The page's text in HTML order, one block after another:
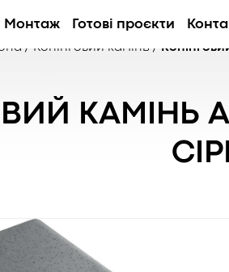
Монтаж Готові проєкти
/ Копінговий камінь /
КАМІНЬ